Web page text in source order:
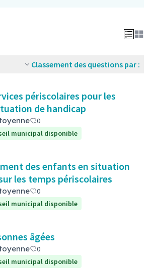
Classement des questions par :
périscolaires pour les
de handicap
0
municipal disponible
des enfants en situation
les temps périscolaires
0
municipal disponible
âgées
0
municipal disponible